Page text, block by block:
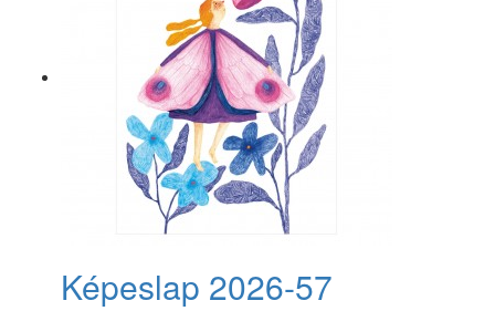
Képeslap 2026-57